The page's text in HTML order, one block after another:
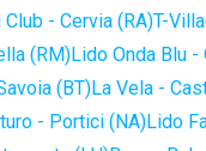
Club - Cervia (RA)T-
(RM)Lido Onda Blu -
(BT)La Vela -
- Portici (NA)Lido